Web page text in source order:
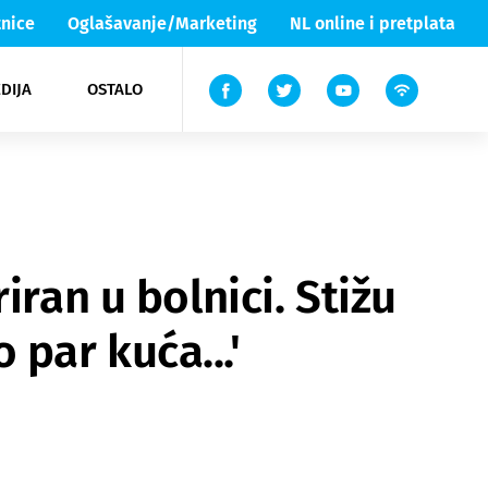
Oglašavanje/Marketing NL online i pretplata
OSTALO
Lika & Senj
TV
u bolnici. Stižu
par kuća...'